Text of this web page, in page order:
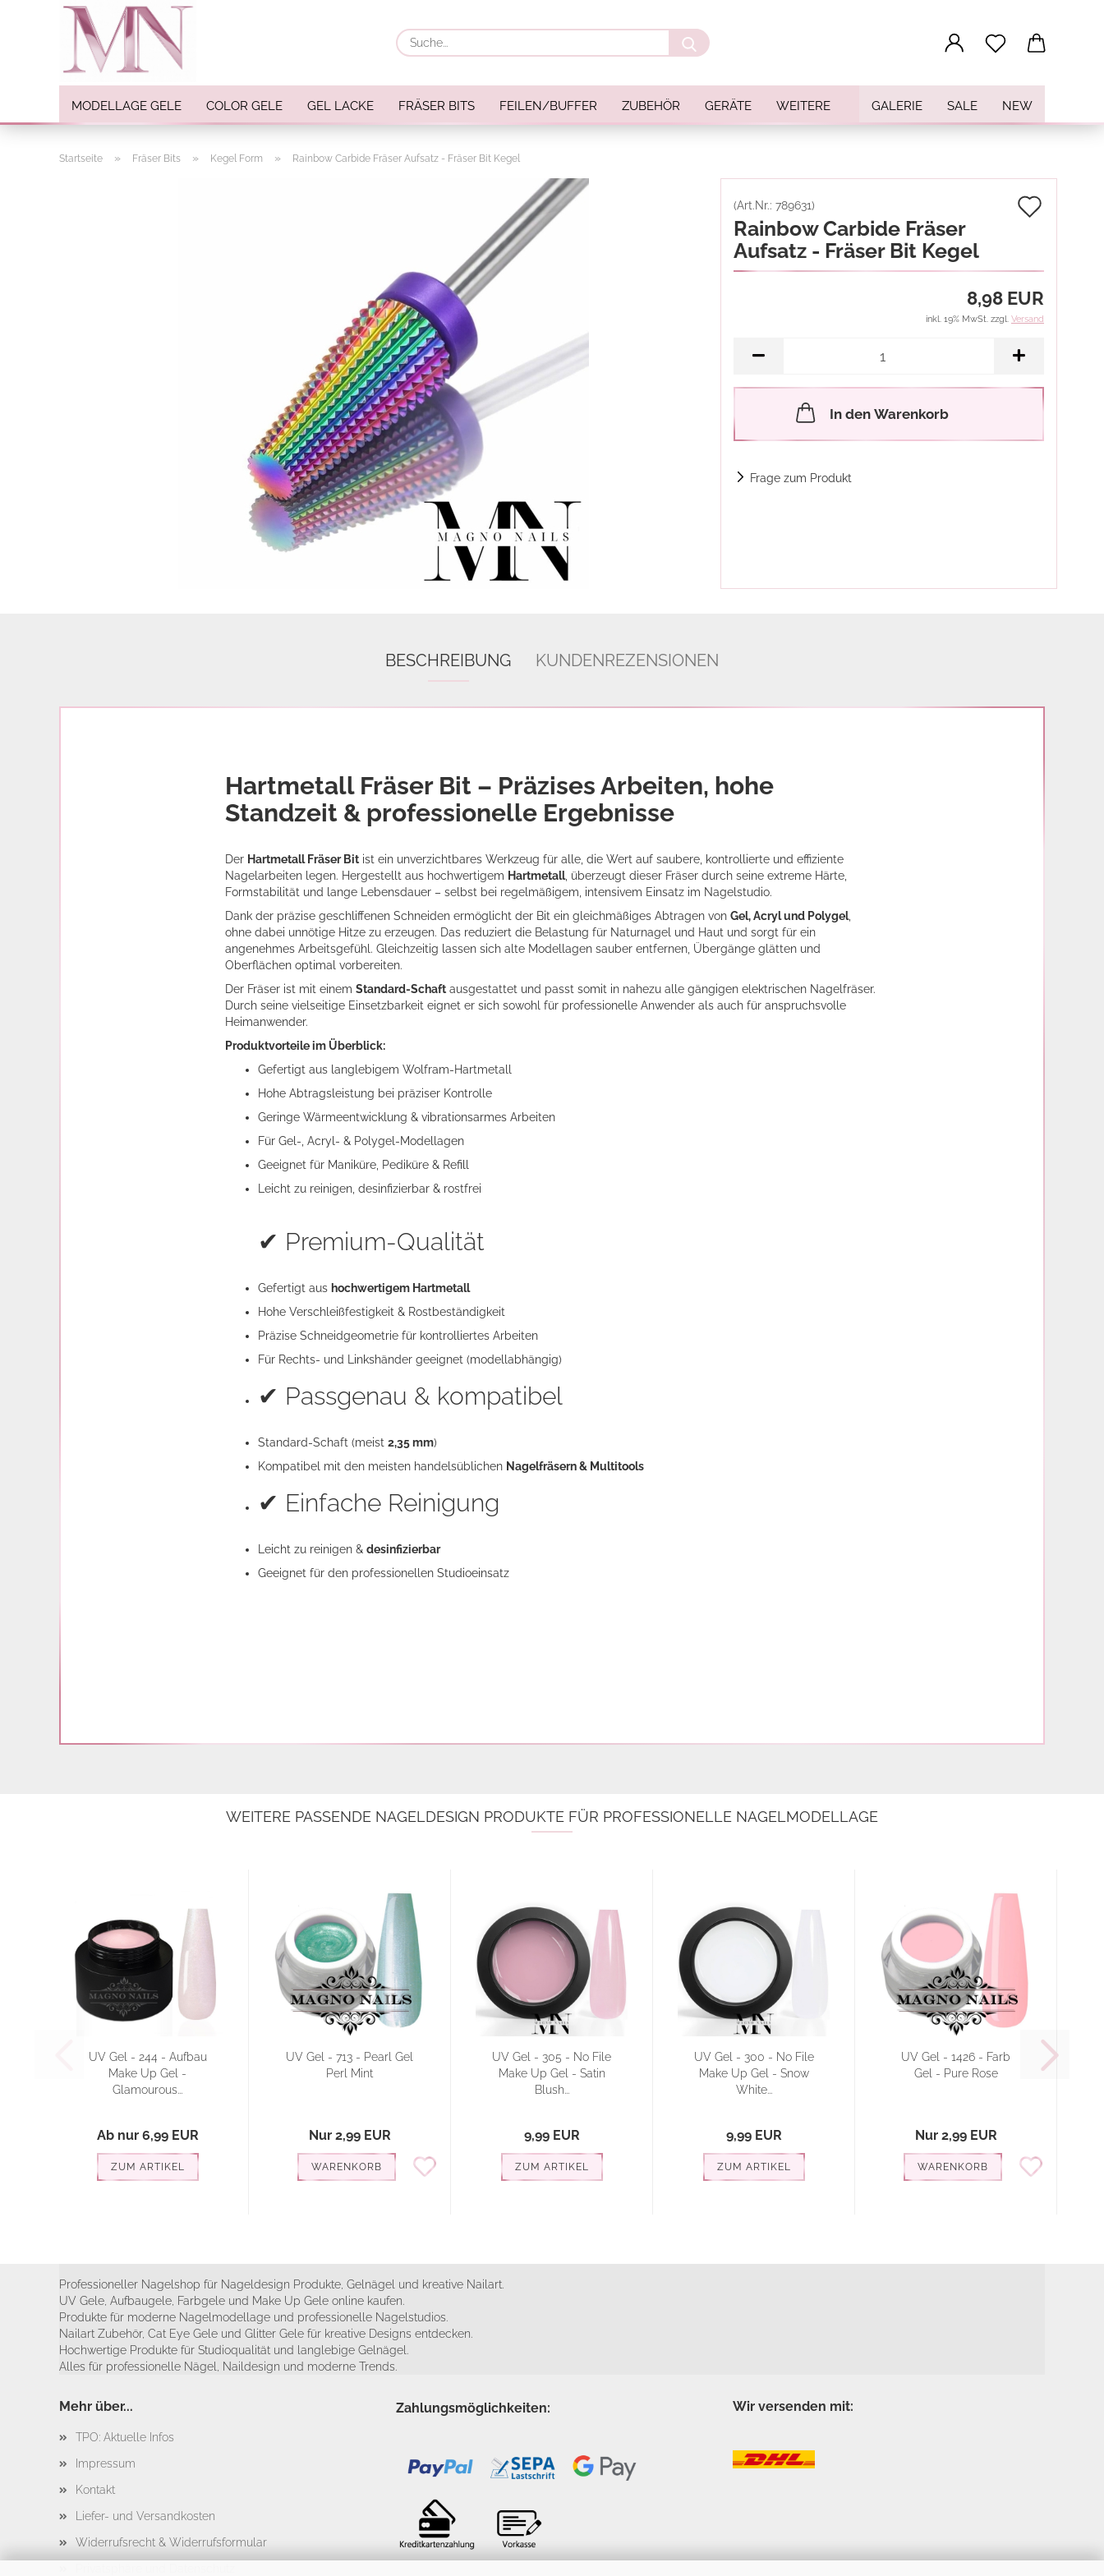
Suche...
MODELLAGE GELE COLOR GELE GEL LACKE FRÄSER BITS FEILEN/BUFFER ZUBEHÖR GERÄTE GALERIE SALE NEW
WEITERE
Feine Acrylfarbe / Aquarell
Nail Piercing
Startseite » Fräser Bits » Kegel Form » Rainbow Carbide Fräser Aufsatz - Fräser Bit Kegel
(Art.Nr.: 789631)
Rainbow Carbide Fräser
Aufsatz - Fräser Bit Kegel
8,98 EUR
inkl. 19% MwSt. zzgl. Versand
In den Warenkorb
Frage zum Produkt
BESCHREIBUNG KUNDENREZENSIONEN
Hartmetall Fräser Bit – Präzises Arbeiten, hohe
Standzeit & professionelle Ergebnisse
Der Hartmetall Fräser Bit ist ein unverzichtbares Werkzeug für alle, die Wert auf saubere, kontrollierte und effiziente
Nagelarbeiten legen. Hergestellt aus hochwertigem Hartmetall, überzeugt dieser Fräser durch seine extreme Härte,
Formstabilität und lange Lebensdauer – selbst bei regelmäßigem, intensivem Einsatz im Nagelstudio.
Dank der präzise geschliffenen Schneiden ermöglicht der Bit ein gleichmäßiges Abtragen von Gel, Acryl und Polygel,
ohne dabei unnötige Hitze zu erzeugen. Das reduziert die Belastung für Naturnagel und Haut und sorgt für ein
angenehmes Arbeitsgefühl. Gleichzeitig lassen sich alte Modellagen sauber entfernen, Übergänge glätten und
Oberflächen optimal vorbereiten.
Der Fräser ist mit einem Standard-Schaft ausgestattet und passt somit in nahezu alle gängigen elektrischen Nagelfräser.
Durch seine vielseitige Einsetzbarkeit eignet er sich sowohl für professionelle Anwender als auch für anspruchsvolle
Heimanwender.
Produktvorteile im Überblick:
Gefertigt aus langlebigem Wolfram-Hartmetall
Hohe Abtragsleistung bei präziser Kontrolle
Geringe Wärmeentwicklung & vibrationsarmes Arbeiten
Für Gel-, Acryl- & Polygel-Modellagen
Geeignet für Maniküre, Pediküre & Refill
Leicht zu reinigen, desinfizierbar & rostfrei
✔ Premium-Qualität
Gefertigt aus hochwertigem Hartmetall
Hohe Verschleißfestigkeit & Rostbeständigkeit
Präzise Schneidgeometrie für kontrolliertes Arbeiten
Für Rechts- und Linkshänder geeignet (modellabhängig)
✔ Passgenau & kompatibel
Standard-Schaft (meist 2,35 mm)
Kompatibel mit den meisten handelsüblichen Nagelfräsern & Multitools
✔ Einfache Reinigung
Leicht zu reinigen & desinfizierbar
Geeignet für den professionellen Studioeinsatz
WEITERE PASSENDE NAGELDESIGN PRODUKTE FÜR PROFESSIONELLE NAGELMODELLAGE
UV Gel - 244 - Aufbau
Make Up Gel -
Glamourous...
Ab nur 6,99 EUR
ZUM ARTIKEL
UV Gel - 713 - Pearl Gel
Perl Mint
Nur 2,99 EUR
WARENKORB
UV Gel - 305 - No File
Make Up Gel - Satin
Blush...
9,99 EUR
ZUM ARTIKEL
UV Gel - 300 - No File
Make Up Gel - Snow
White...
9,99 EUR
ZUM ARTIKEL
UV Gel - 1426 - Farb
Gel - Pure Rose
Nur 2,99 EUR
WARENKORB
Professioneller Nagelshop für Nageldesign Produkte, Gelnägel und kreative Nailart.
UV Gele, Aufbaugele, Farbgele und Make Up Gele online kaufen.
Produkte für moderne Nagelmodellage und professionelle Nagelstudios.
Nailart Zubehör, Cat Eye Gele und Glitter Gele für kreative Designs entdecken.
Hochwertige Produkte für Studioqualität und langlebige Gelnägel.
Alles für professionelle Nägel, Naildesign und moderne Trends.
Mehr über...
TPO: Aktuelle Infos
Impressum
Kontakt
Liefer- und Versandkosten
Widerrufsrecht & Widerrufsformular
Zahlungsmöglichkeiten: Wir versenden mit: